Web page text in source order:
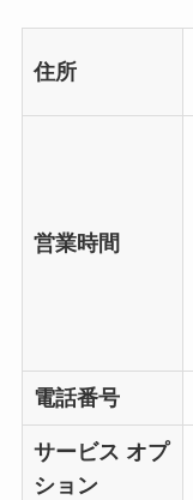
住所
営業時間
電話番号
サービス オプ
ション